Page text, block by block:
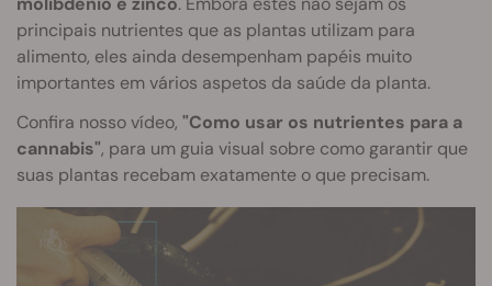
principais nutrientes que as plantas utilizam para
alimento, eles ainda desempenham papéis muito
importantes em vários aspetos da saúde da planta.
Confira nosso vídeo, "Como usar os nutrientes para a
cannabis", para um guia visual sobre como garantir que
suas plantas recebam exatamente o que precisam.